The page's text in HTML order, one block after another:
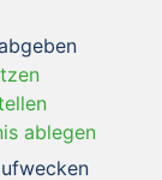
ablegen